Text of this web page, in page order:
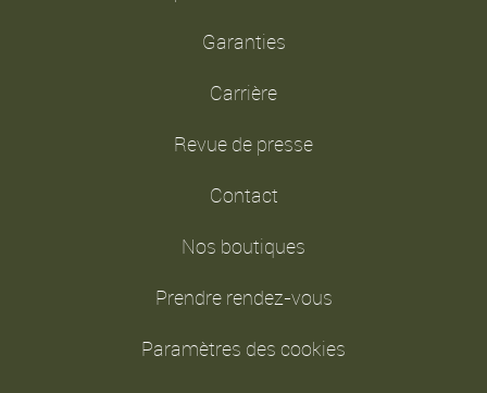
Garanties
Carrière
Revue de presse
Contact
Nos boutiques
Prendre rendez-vous
Paramètres des cookies